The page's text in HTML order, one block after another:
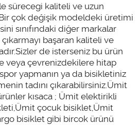
sürecegi kaliteli ve uzun
çok değişik modeldeki üretimi
sınıfındaki diğer markalar
başaran kaliteli ve
de isterseniz bu ürün
veya çevrenizdekilere hitap
yapmanın ya da bisikletiniz
tadını çıkarabilirsiniz.Ümit
kısaca ; Ümit elektirikli
çocuk bisiklet,Ümit
bisiklet gibi bircok ürünü